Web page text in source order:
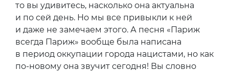
то вы удивитесь, насколько она актуальна
и по сей день. Но мы все привыкли к ней
и даже не замечаем этого. А песня «Париж
всегда Париж» вообще была написана
в период оккупации города нацистами, но как
по-новому она звучит сегодня! Вы словно